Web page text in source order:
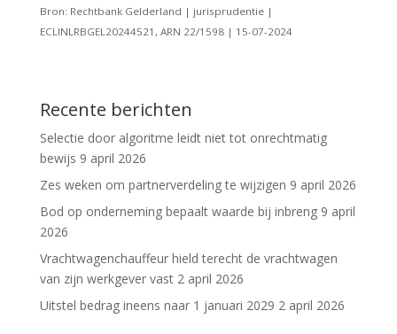
Bron: Rechtbank Gelderland | jurisprudentie |
ECLINLRBGEL20244521, ARN 22/1598 | 15-07-2024
Recente berichten
Selectie door algoritme leidt niet tot onrechtmatig
bewijs 9 april 2026
Zes weken om partnerverdeling te wijzigen 9 april 2026
Bod op onderneming bepaalt waarde bij inbreng 9 april
2026
Vrachtwagenchauffeur hield terecht de vrachtwagen
van zijn werkgever vast 2 april 2026
Uitstel bedrag ineens naar 1 januari 2029 2 april 2026